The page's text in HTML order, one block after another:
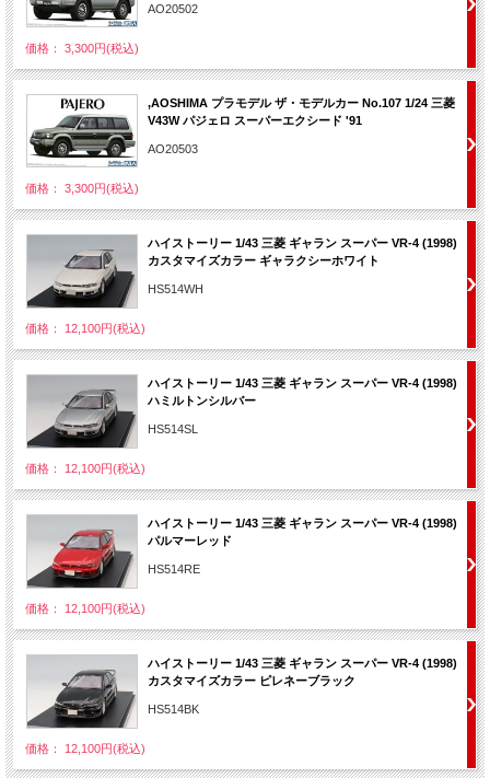
AO20502
価格： 3,300円(税込)
,AOSHIMA プラモデル ザ・モデルカー No.107 1/24 三菱
V43W パジェロ スーパーエクシード '91
AO20503
価格： 3,300円(税込)
ハイストーリー 1/43 三菱 ギャラン スーパー VR-4 (1998)
カスタマイズカラー ギャラクシーホワイト
HS514WH
価格： 12,100円(税込)
ハイストーリー 1/43 三菱 ギャラン スーパー VR-4 (1998)
ハミルトンシルバー
HS514SL
価格： 12,100円(税込)
ハイストーリー 1/43 三菱 ギャラン スーパー VR-4 (1998)
パルマーレッド
HS514RE
価格： 12,100円(税込)
ハイストーリー 1/43 三菱 ギャラン スーパー VR-4 (1998)
カスタマイズカラー ピレネーブラック
HS514BK
価格： 12,100円(税込)